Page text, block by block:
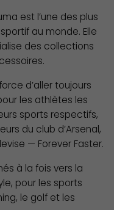
est l’une des plus
au monde. Elle
des collections
d’aller toujours
les athlètes les
sports respectifs,
du club d’Arsenal,
— Forever Faster.
à la fois vers la
pour les sports
le golf et les